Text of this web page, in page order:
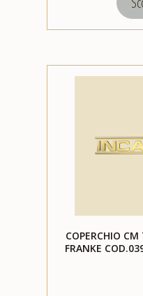
COPERCHIO CM
FRANKE